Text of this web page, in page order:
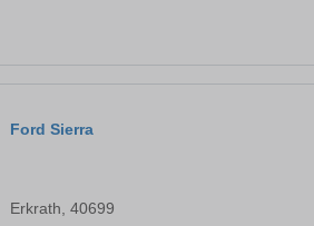
Ford Sierra
Erkrath, 40699